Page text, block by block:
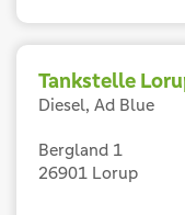
Tankstelle
Diesel, Ad Blue
Bergland 1
26901 Lorup